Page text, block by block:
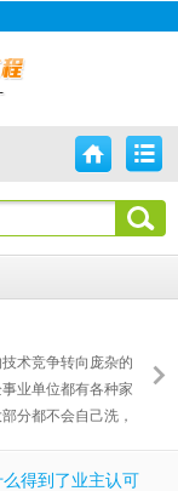
术竞争转向庞杂的
业单位都有各种家
分都不会自己洗，
污垢带来的极大危
得到了业主认可